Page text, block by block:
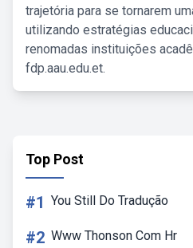
trajetória para se tornarem
utilizando estratégias
renomadas instituições
fdp.aau.edu.et.
Top Post
#1 You Still Do Tradução
#2 Www Thonson Com Hr